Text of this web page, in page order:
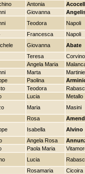
Antonia
Giovanna
Teodora
Napoli
Francesca
Napoli
Giovanna
Abate
Teresa
Corvino
Angela Maria
Marta
Paolina
Teodora
Lucia
Metallo
Maria
Masini
Rosa
Isabella
Alvino
Angela Rosa
Paola Maria
Lucia
Rosamaria
Cicoira